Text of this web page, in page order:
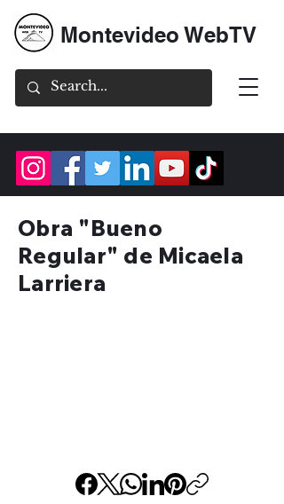
Montevideo WebTV
Obra "Bueno
Regular" de Micaela
Larriera